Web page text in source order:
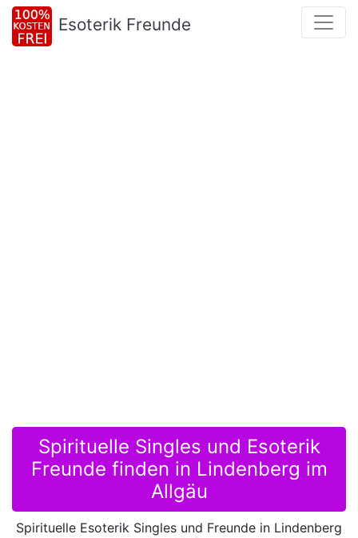
Esoterik Freunde
Spirituelle Singles und Esoterik
Freunde finden in Lindenberg im
Allgäu
Spirituelle Esoterik Singles und Freunde in Lindenberg